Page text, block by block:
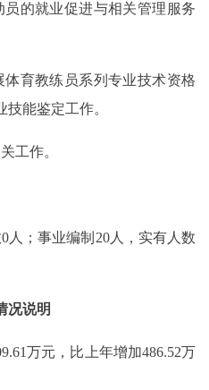
的就业促进与相关管理服务
育教练员系列专业技术资格
能鉴定工作。
工作。
；事业编制20人，实有人数
说明
万元，比上年增加486.52万